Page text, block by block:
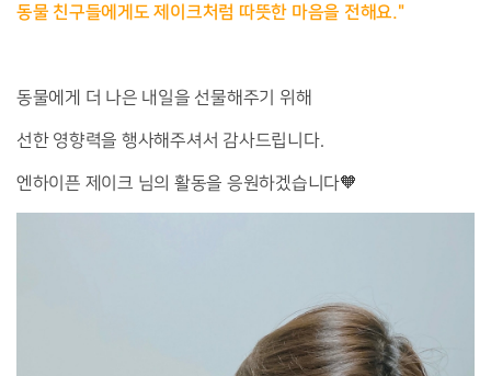
동물 친구들에게도 제이크처럼 따뜻한 마음을 전해요."
동물에게 더 나은 내일을 선물해주기 위해
선한 영향력을 행사해주셔서 감사드립니다.
엔하이픈 제이크 님의 활동을 응원하겠습니다🧡